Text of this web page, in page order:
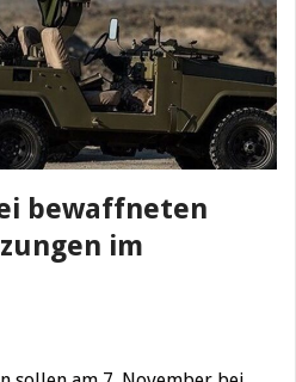
bewaffneten
im